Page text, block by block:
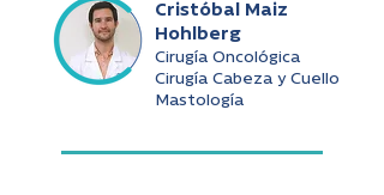
Cristóbal Maiz
Hohlberg
Cirugía Oncológica
Cirugía Cabeza y Cuello
Mastología